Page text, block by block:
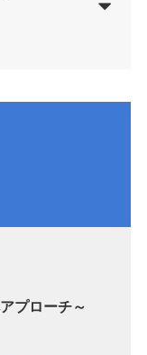
プローチ～